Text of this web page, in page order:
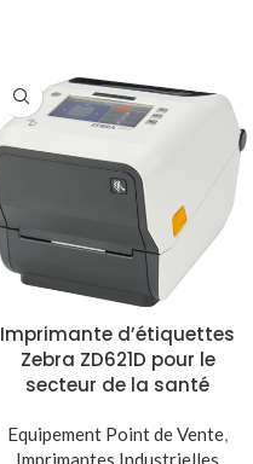
Imprimante d’étiquettes
Zebra ZD621D pour le
secteur de la santé
Equipement Point de Vente,
Imprimantes Industrielles